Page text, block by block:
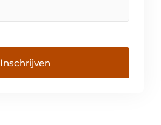
Inschrijven